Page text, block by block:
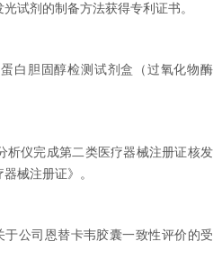
试剂的制备方法获得专利证书。
白胆固醇检测试剂盒（过氧化物酶
析仪完成第二类医疗器械注册证核发
械注册证》。
于公司恩替卡韦胶囊一致性评价的受